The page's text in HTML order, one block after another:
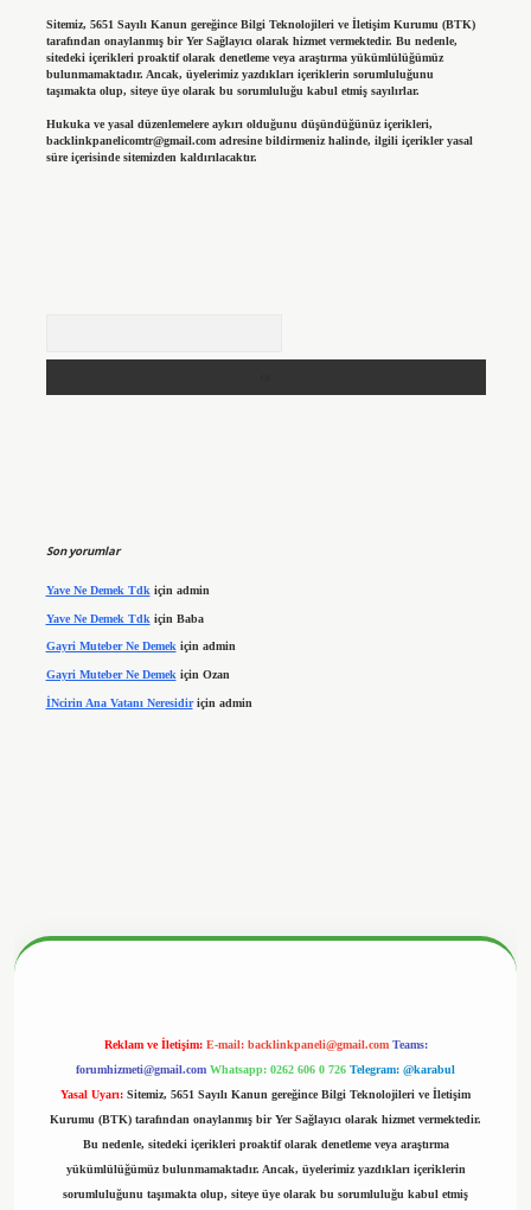
Sitemiz, 5651 Sayılı Kanun gereğince Bilgi Teknolojileri ve İletişim Kurumu (BTK)
tarafından onaylanmış bir Yer Sağlayıcı olarak hizmet vermektedir. Bu nedenle,
sitedeki içerikleri proaktif olarak denetleme veya araştırma yükümlülüğümüz
bulunmamaktadır. Ancak, üyelerimiz yazdıkları içeriklerin sorumluluğunu
taşımakta olup, siteye üye olarak bu sorumluluğu kabul etmiş sayılırlar.
Hukuka ve yasal düzenlemelere aykırı olduğunu düşündüğünüz içerikleri,
backlinkpanelicomtr@gmail.comadresine bildirmeniz halinde, ilgili içerikler yasal
süre içerisinde sitemizden kaldırılacaktır.
Son yorumlar
Yave Ne Demek Tdk için admin
Yave Ne Demek Tdk için Baba
Gayri Muteber Ne Demekiçin admin
Gayri Muteber Ne Demek için Ozan
İNcirin Ana Vatanı Neresidiriçin admin
Reklam ve İletişim: E-mail: backlinkpaneli@gmail.com Teams:
forumhizmeti@gmail.com Whatsapp: 0262 606 0 726 Telegram: @karabul
Yasal Uyarı: Sitemiz, 5651 Sayılı Kanun gereğince Bilgi Teknolojileri ve İletişim
Kurumu (BTK) tarafından onaylanmış bir Yer Sağlayıcı olarak hizmet vermektedir.
Bu nedenle, sitedeki içerikleri proaktif olarak denetleme veya araştırma
yükümlülüğümüz bulunmamaktadır. Ancak, üyelerimiz yazdıkları içeriklerin
sorumluluğunu taşımakta olup, siteye üye olarak bu sorumluluğu kabul etmiş